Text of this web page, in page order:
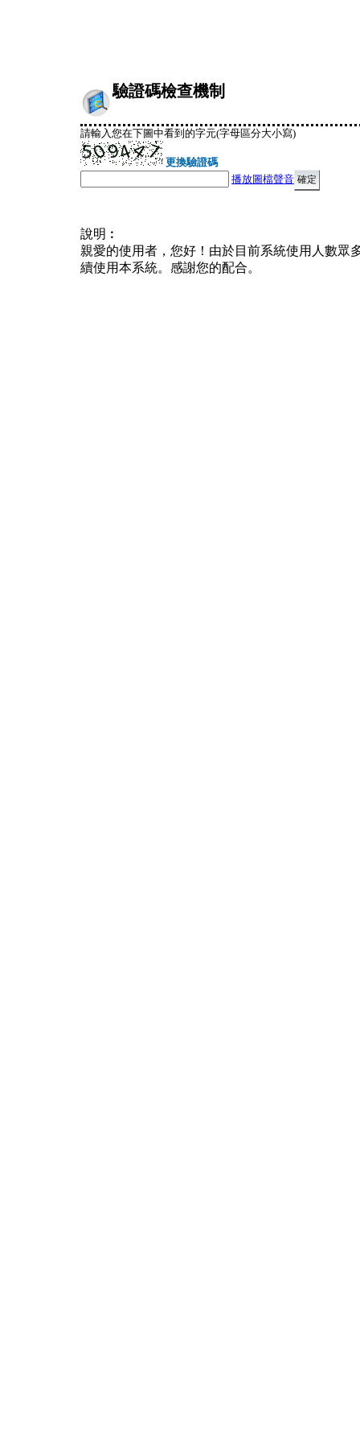
驗證碼檢查機制
請輸入您在下圖中看到的字元(字母區分大小寫)
更換驗證碼
播放圖檔聲音
說明︰
親愛的使用者，您好！由於目前系統使用人數眾
續使用本系統。感謝您的配合。